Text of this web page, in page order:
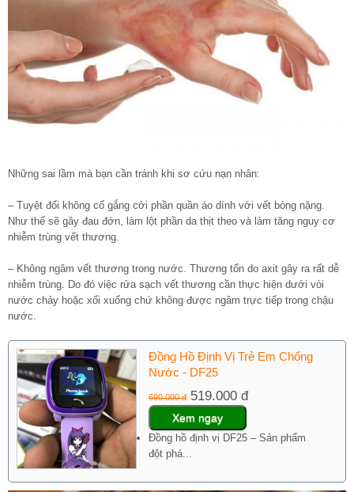
Những sai lầm mà bạn cần tránh khi sơ cứu nạn nhân:
– Tuyệt đối không cố gắng cởi phần quần áo dính với vết bỏng nặng.
Như thế sẽ gây đau đớn, làm lột phần da thịt theo và làm tăng nguy cơ
nhiễm trùng vết thương.
– Không ngâm vết thương trong nước. Thương tổn do axit gây ra rất dễ
nhiễm trùng. Do đó việc rửa sạch vết thương cần thực hiện dưới vòi
nước chảy hoặc xối xuống chứ không được ngâm trực tiếp trong chậu
nước.
Đồng Hồ Định Vị Trẻ Em Chống
Nước - DF25
690.000 đ 519.000 đ
Xem ngay
Đồng hồ định vị DF25 – Sản phẩm
đột phá...